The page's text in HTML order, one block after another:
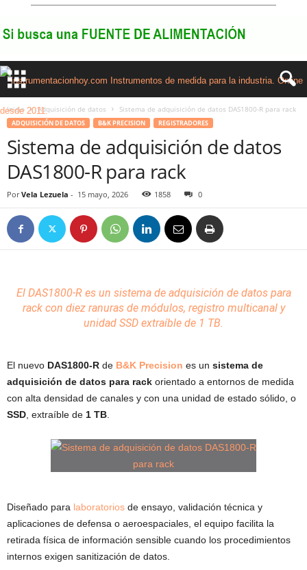
Inicio Adquisición de datos Sistema de adquisición de datos DAS1800-R para rack
ADQUISICIÓN DE DATOS B&K PRECISION REGISTRADORES
Sistema de adquisición de datos
DAS1800-R para rack
Por Vela Lezuela - 15 mayo, 2026 1858 0
El DAS1800-R es un sistema de adquisición de datospara
rack con diez ranuras de módulos, registro multicanal y
unidad SSD extraíble de 1 TB.
El nuevo DAS1800-R de B&K Precision es un sistema de
adquisición de datos para rack orientado a entornos de medida
con alta densidad de canales y con una unidad de estado sólido, o
SSD , extraíble de 1 TB
Diseñado para laboratorios de ensayo, validación técnica y
aplicaciones de defensa o aeroespaciales, el equipo facilita la
retirada física de información sensible cuando los procedimientos
internos exigen sanitización de datos.